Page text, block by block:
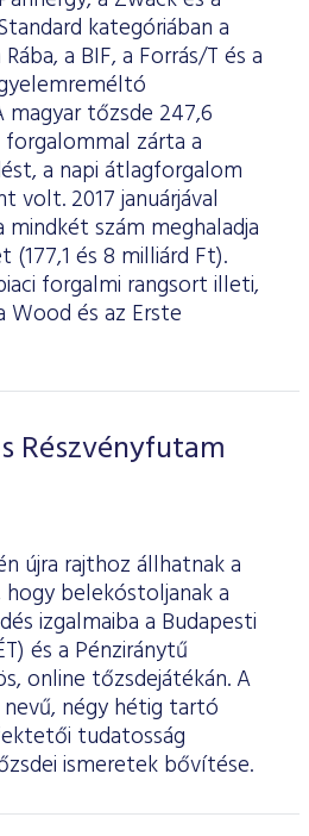
kategóriában a
a BIF, a Forrás/T és a
tőzsde 247,6
zárta a
a napi átlagforgalom
volt. 2017 januárjával
szám meghaladja
(177,1 és 8 milliárd Ft).
forgalmi rangsort illeti,
Wood és az Erste
Részvényfutam
újra rajthoz állhatnak a
belekóstoljanak a
izgalmaiba a Budapesti
és a Pénziránytű
online tőzsdejátékán. A
négy hétig tartó
tudatosság
ismeretek bővítése.